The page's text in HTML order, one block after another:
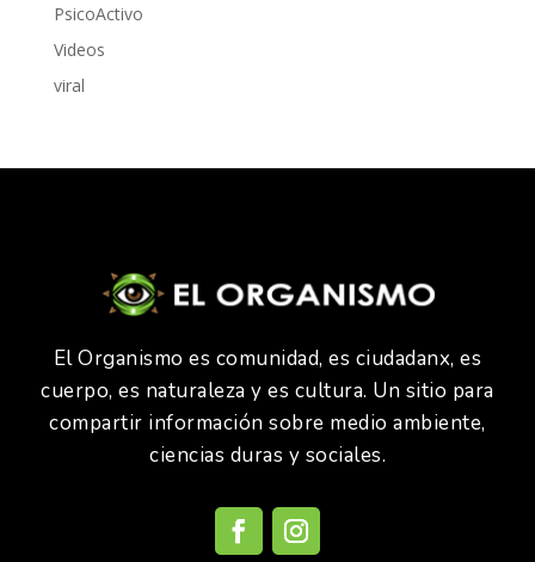
PsicoActivo
Videos
viral
El Organismo es comunidad, es ciudadanx, es
cuerpo, es naturaleza y es cultura. Un sitio para
compartir información sobre medio ambiente,
ciencias duras y sociales.